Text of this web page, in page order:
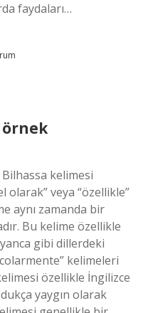
faydaları…
örnek
kelimesi
olarak” veya “özellikle”
aynı zamanda bir
Bu kelime özellikle
gibi dillerdeki
kelimeleri
özellikle İngilizce
yaygın olarak